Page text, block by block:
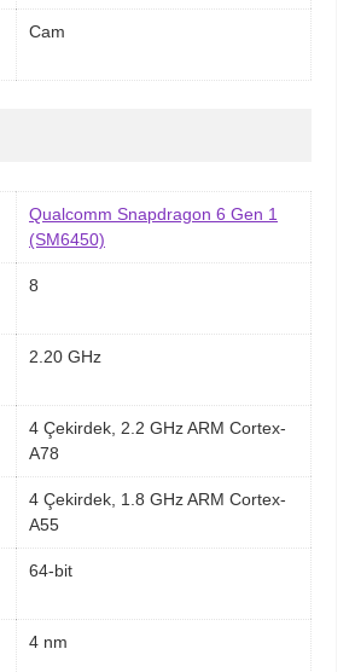
Cam
Qualcomm Snapdragon 6 Gen 1
(SM6450)
8
2.20 GHz
4 Çekirdek, 2.2 GHz ARM Cortex-
A78
4 Çekirdek, 1.8 GHz ARM Cortex-
A55
64-bit
4 nm